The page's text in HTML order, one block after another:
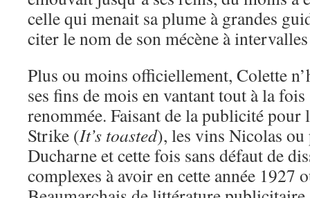
celle qui menait sa plume à grandes
citer le nom de son mécène à
Plus ou moins officiellement, Colette
ses fins de mois en vantant tout à la
renommée. Faisant de la publicité pour
Strike (It’s toasted), les vins Nicolas
Ducharne et cette fois sans défaut de
complexes à avoir en cette année 1927